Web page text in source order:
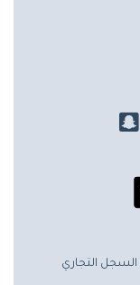
السجل التجاري